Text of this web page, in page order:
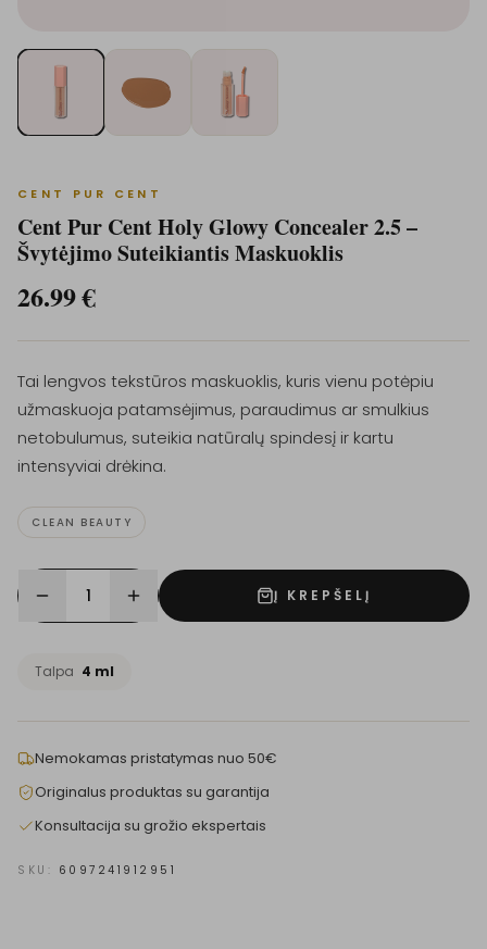
CENT PUR CENT
Cent Pur Cent Holy Glowy Concealer 2.5 –
Švytėjimo Suteikiantis Maskuoklis
26.99€
Tai lengvos tekstūros maskuoklis, kuris vienu potėpiu
užmaskuoja patamsėjimus, paraudimus ar smulkius
netobulumus, suteikia natūralų spindesį ir kartu
intensyviai drėkina.
CLEAN BEAUTY
1 Į KREPŠELĮ
Talpa 4 ml
Nemokamas pristatymas nuo 50€
Originalus produktas su garantija
Konsultacija su grožio ekspertais
SKU: 6097241912951